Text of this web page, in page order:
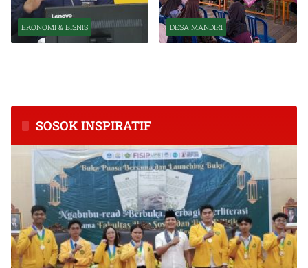
EKONOMI & BISNIS DESA MANDIRI
SOSOK INSPIRATIF